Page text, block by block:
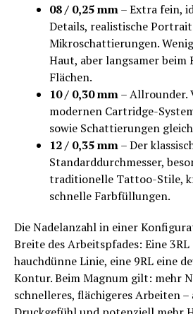
08 / 0,25 mm– Extra fein,
Details, realistische
Mikroschattierungen.
Haut, aber langsamer
Flächen.
10 / 0,30 mm– Allrounder.
modernen Cartridge-
sowie Schattierungen
12 / 0,35 mm– Der
Standarddurchmesser,
traditionelle Tattoo-Stile,
schnelle Farbfüllungen.
Die Nadelanzahl in einer
Breite des Arbeitspfades: Eine
hauchdünne Linie, eine 9RL eine
Kontur. Beim Magnum gilt: mehr
schnelleres, flächigeres Arbeiten –